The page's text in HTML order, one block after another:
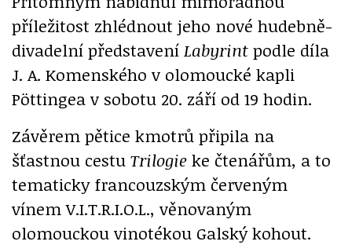
příležitost zhlédnout jeho nové hudebně-
divadelní představení Labyrint podle díla
J. A. Komenského v olomoucké kapli
Pöttingea v sobotu 20. září od 19 hodin.
Závěrem pětice kmotrů připila na
šťastnou cestu Trilogie ke čtenářům, a to
tematicky francouzským červeným
vínem V.I.T.R.I.O.L., věnovaným
olomouckou vinotékou Galský kohout.